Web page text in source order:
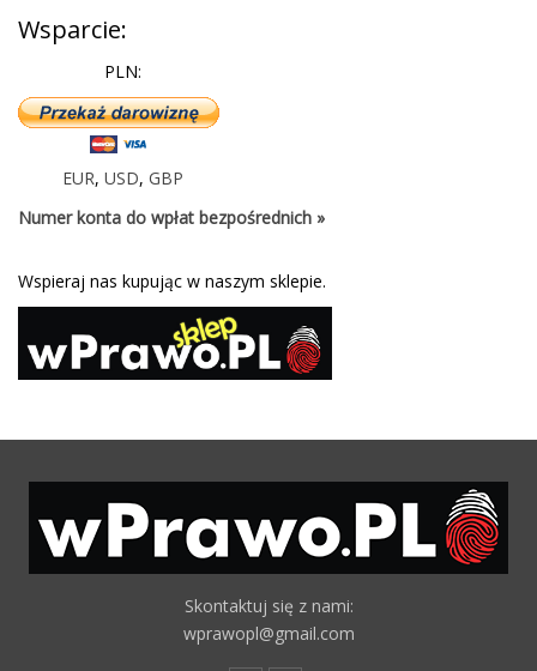
Wsparcie:
PLN:
EUR, USD, GBP
Numer konta do wpłat bezpośrednich »
Wspieraj nas kupując w naszym sklepie.
Skontaktuj się z nami:
wprawopl@gmail.com